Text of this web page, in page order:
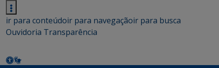
ir para conteúdoir para navegaçãoir para busca
Ouvidoria Transparência